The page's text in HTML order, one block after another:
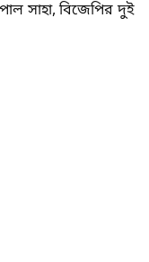
সাহা, বিজেপির দুই